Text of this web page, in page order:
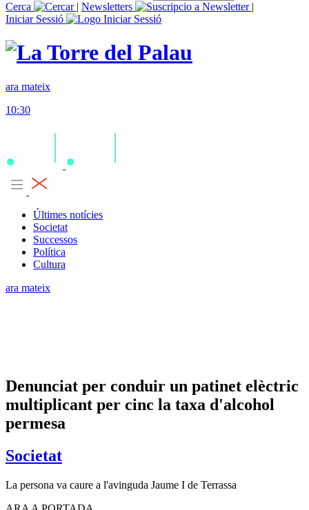
Cerca
| Newsletters
|
Iniciar Sessió
ara mateix
10:30
Últimes notícies
Societat
Successos
Política
Cultura
ara mateix
Denunciat per conduir un patinet elèctric
multiplicant per cinc la taxa d'alcohol
permesa
Societat
La persona va caure a l'avinguda Jaume I de Terrassa